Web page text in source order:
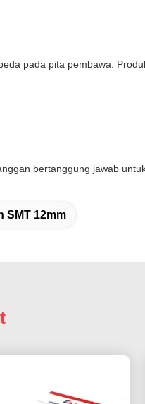
pada pita pembawa.
bertanggung jawab
SMT 12mm